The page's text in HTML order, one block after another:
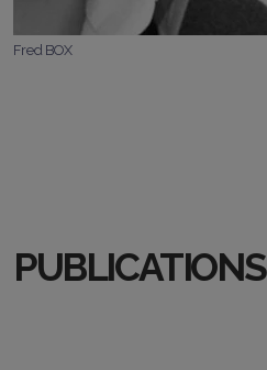
Fred BOX
PUBLICATIONS